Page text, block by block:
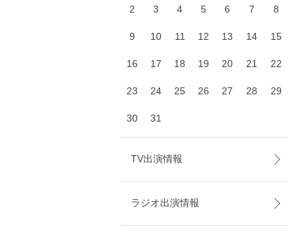
2 3 4 5 6 7 8
9 10 11 12 13 14 15
16 17 18 19 20 21 22
23 24 25 26 27 28 29
30 31
TV出演情報
ラジオ出演情報